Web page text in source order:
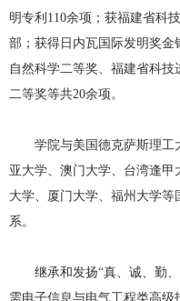
明专利 110余项；获福建省科
部；获得日内瓦国际发明奖
自然科学二等奖、福建省科
二等奖等共20余项。
学院与美国德克萨斯理工
亚大学、澳门大学、台湾逢
大学、厦门大学、福州大学
系。
继承和发扬“真、诚、勤
需电子信息与电气工程类高